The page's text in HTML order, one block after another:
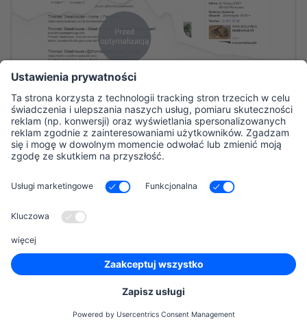
Wyniki wyszukiwania Google dla Thomas Steakhouse
przed i po optymalizacji
Śledź reklamy konkurencji
Za Darmo teraz